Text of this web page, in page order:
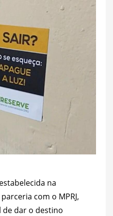
na
com o MPRJ,
dar o destino